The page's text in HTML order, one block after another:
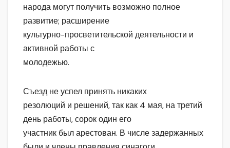
народа могут получить возможно полное
развитие; расширение
культурно-просветительской деятельности и
активной работы с
молодежью.
Съезд не успел принять никаких
резолюций и решений, так как 4 мая, на третий
день работы, сорок один его
участник был арестован. В числе задержанных